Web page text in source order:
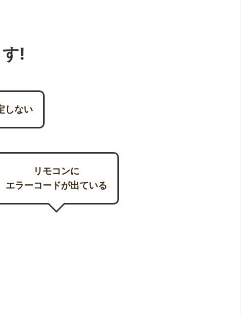
!
しない
リモコンに
エラーコードが出ている